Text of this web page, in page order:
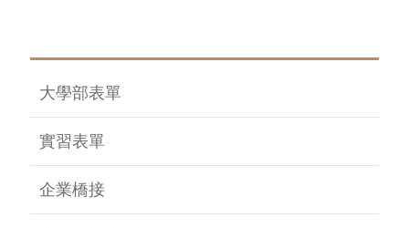
大學部表單
實習表單
企業橋接